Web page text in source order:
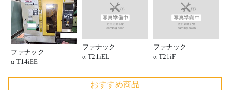
ファナック
α-T14iEE
ファナック
α-T21iEL
ファナック
α-T21iF
おすすめ商品